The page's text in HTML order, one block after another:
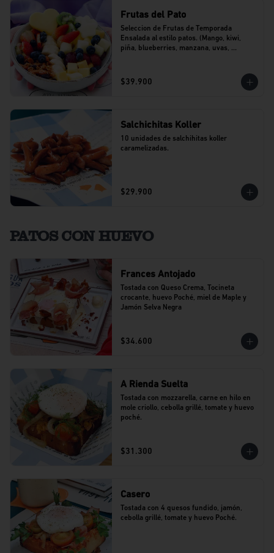
Frutas del Pato
Seleccion de Frutas de Temporada
Ensalada al estilo patos. (Mango, kiwi,
piña, blueberries, manzana, uvas,
$39.900
Salchichitas Koller
10 unidades de salchihitas koller
caramelizadas.
$29.900
PATOS CON HUEVO
Frances Antojado
Tostada con Queso Crema, Tocineta
crocante, huevo Poché, miel de Maple y
Jamón Selva Negra
$34.600
A Rienda Suelta
Tostada con mozzarella, carne en hilo en
mole criollo, cebolla grillé, tomate y huevo
poché.
$31.300
Casero
Tostada con 4 quesos fundido, jamón,
cebolla grillé, tomate y huevo Poché.